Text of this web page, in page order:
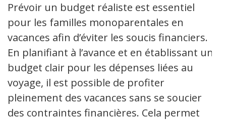
Prévoir un budget réaliste est essentiel
pour les familles monoparentales en
vacances afin d’éviter les soucis financiers.
En planifiant à l’avance et en établissant un
budget clair pour les dépenses liées au
voyage, il est possible de profiter
pleinement des vacances sans se soucier
des contraintes financières. Cela permet